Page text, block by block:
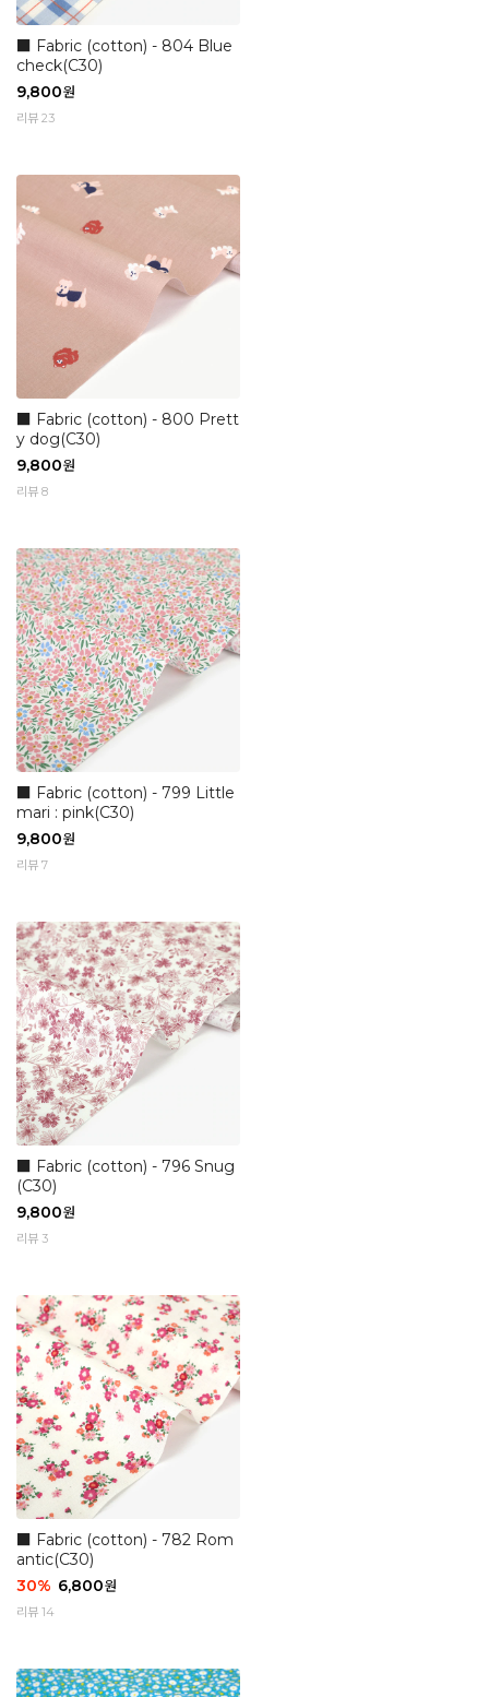
■ Fabric (cotton) - 804 Blue
check(C30)
9,800원
리뷰 23
■ Fabric (cotton) - 800 Prett
y dog(C30)
9,800원
리뷰 8
■ Fabric (cotton) - 799 Little
mari : pink(C30)
9,800원
리뷰 7
■ Fabric (cotton) - 796 Snug
(C30)
9,800원
리뷰 3
■ Fabric (cotton) - 782 Rom
antic(C30)
30% 6,800원
리뷰 14